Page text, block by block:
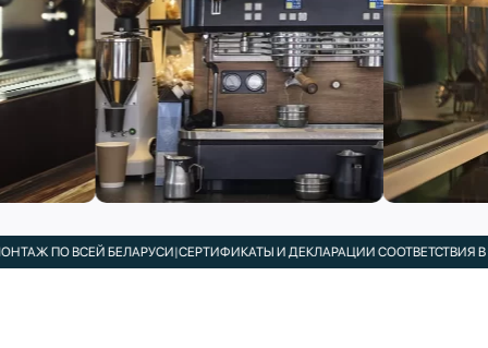
ПО ВСЕЙ БЕЛАРУСИ|СЕРТИФИКАТЫ И ДЕКЛАРАЦИИ СООТВЕТСТВИЯ В